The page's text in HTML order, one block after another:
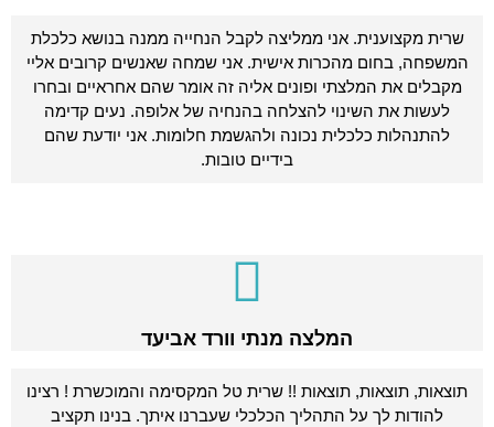
שרית מקצוענית. אני ממליצה לקבל הנחייה ממנה בנושא כלכלת
המשפחה, בחום מהכרות אישית. אני שמחה שאנשים קרובים אליי
מקבלים את המלצתי ופונים אליה זה אומר שהם אחראיים ובחרו
לעשות את השינוי להצלחה בהנחיה של אלופה. נעים קדימה
להתנהלות כלכלית נכונה ולהגשמת חלומות. אני יודעת שהם
בידיים טובות.
המלצה מנתי וורד אביעד
תוצאות, תוצאות, תוצאות !! שרית טל המקסימה והמוכשרת ! רצינו
להודות לך על התהליך הכלכלי שעברנו איתך. בנינו תקציב